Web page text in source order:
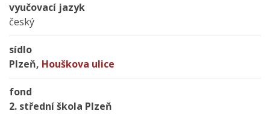
vyučovací jazyk
český
sídlo
Plzeň, Houškova ulice
fond
2. střední škola Plzeň